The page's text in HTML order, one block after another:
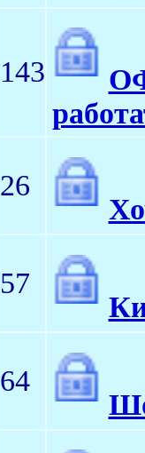
143
26
57
64